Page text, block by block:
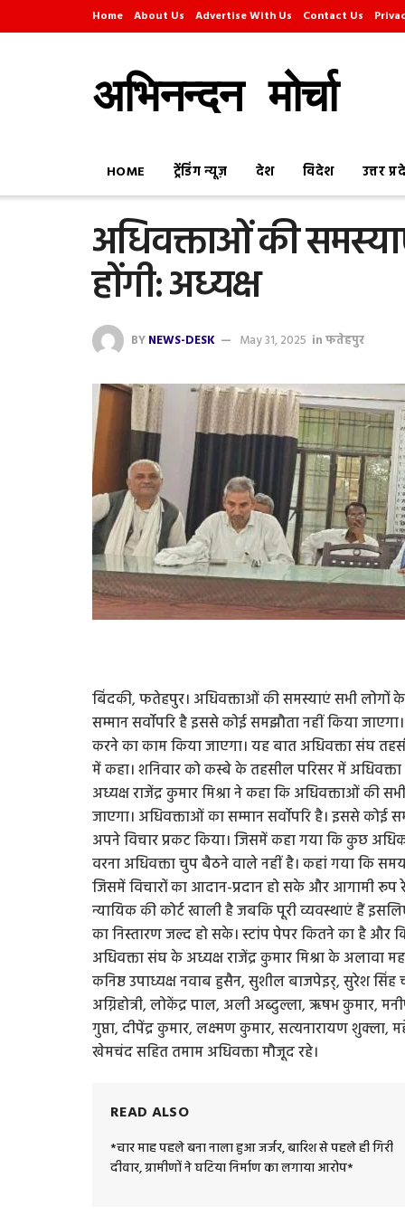
Home About Us Advertise With Us Contact Us
अभिनन्दन मोर्चा
HOME ट्रेंडिंग न्यूज़ देश विदेश उत्तर
अधिवक्ताओं की
होंगी: अध्यक्ष
BYNEWS-DESK May 31, 2025 inफतेहपुर
बिंदकी, फतेहपुर। अधिवक्ताओं की समस्याएं सभी
सम्मान सर्वाेपरि है इससे कोई समझौता नहीं किया
करने का काम किया जाएगा। यह बात अधिवक्ता संघ
में कहा। शनिवार को कस्बे के तहसील परिसर में
अध्यक्ष राजेंद्र कुमार मिश्रा ने कहा कि अधिवक्ताओं
जाएगा। अधिवक्ताओं का सम्मान सर्वाेपरि है। इससे
अपने विचार प्रकट किया। जिसमें कहा गया कि कुछ
वरना अधिवक्ता चुप बैठने वाले नहीं है। कहां गया कि
जिसमें विचारों का आदान-प्रदान हो सके और आगामी
न्यायिक की कोर्ट खाली है जबकि पूरी व्यवस्थाएं हैं
का निस्तारण जल्द हो सके। स्टांप पेपर कितने का है और
अधिवक्ता संघ के अध्यक्ष राजेंद्र कुमार मिश्रा के अलावा
कनिष्ठ उपाध्यक्ष नवाब हुसैन, सुशील बाजपेइर्, सुरेश सिंह
अग्निहोत्री, लोकेंद्र पाल, अली अब्दुल्ला, ऋषभ कुमार,
गुप्ता, दीपेंद्र कुमार, लक्ष्मण कुमार, सत्यनारायण शुक्ला,
खेमचंद सहित तमाम अधिवक्ता मौजूद रहे।
READ ALSO
*चार माह पहले बना नाला हुआ जर्जर, बारिश से पहले ही गिरी
दीवार, ग्रामीणों ने घटिया निर्माण का लगाया आरोप*